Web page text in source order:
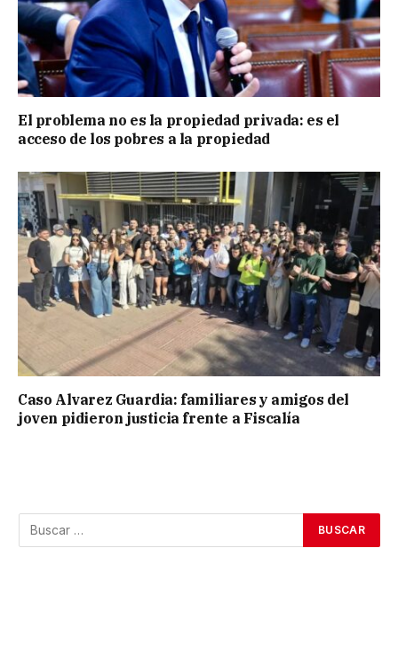
El problema no es la propiedad privada: es el
acceso de los pobres a la propiedad
Caso Alvarez Guardia: familiares y amigos del
joven pidieron justicia frente a Fiscalía